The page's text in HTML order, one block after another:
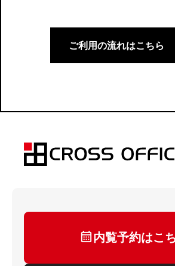
ご利用の流れはこちら
内覧予約はこ